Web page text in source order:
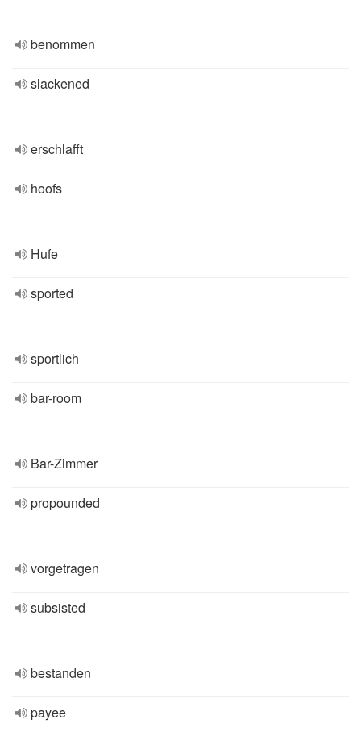
benommen
slackened
erschlafft
hoofs
Hufe
sported
sportlich
bar-room
Bar-Zimmer
propounded
vorgetragen
subsisted
bestanden
payee